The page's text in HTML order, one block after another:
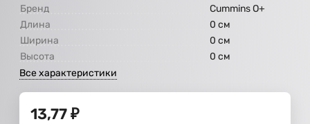
Бренд
Cummins O+
Длина
0 см
Ширина
0 см
Высота
0 см
Все характеристики
13,77 ₽